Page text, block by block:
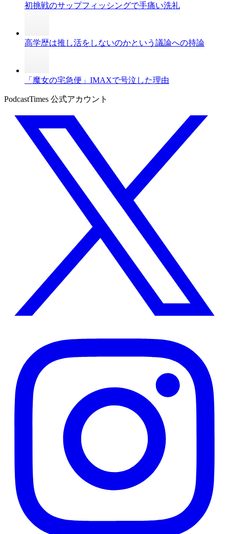
初挑戦のサップフィッシングで手痛い洗礼
高学歴は推し活をしないのかという議論への持論
「魔女の宅急便」IMAXで号泣した理由
PodcastTimes 公式アカウント